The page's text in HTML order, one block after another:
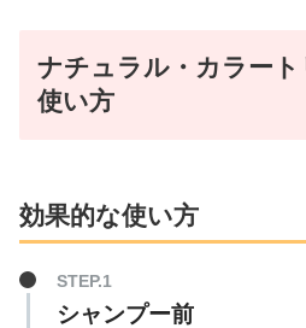
ナチュラル・カラート
使い方
効果的な使い方
シャンプー前